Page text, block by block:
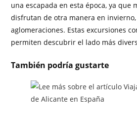
una escapada en esta época, ya que
disfrutan de otra manera en
aglomeraciones. Estas excursiones
permiten descubrir el lado más
También podría gustarte